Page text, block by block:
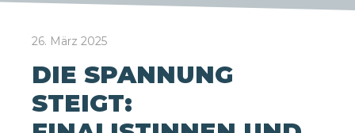
26. März 2025
DIE SPANNUNG
STEIGT: